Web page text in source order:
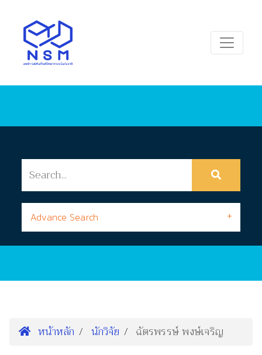
Advance Search
หน้าหลัก นักวิจัย ฉัตรพรรษ์ พงษ์เจริญ